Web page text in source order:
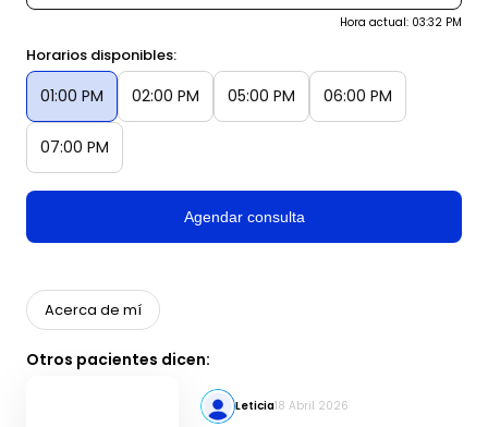
Hora actual: 03:32 PM
Horarios disponibles:
01:00 PM 02:00 PM 05:00 PM 06:00 PM
07:00 PM
Agendar consulta
Acerca de mí
Otros pacientes dicen:
Leticia18 Abril 2026